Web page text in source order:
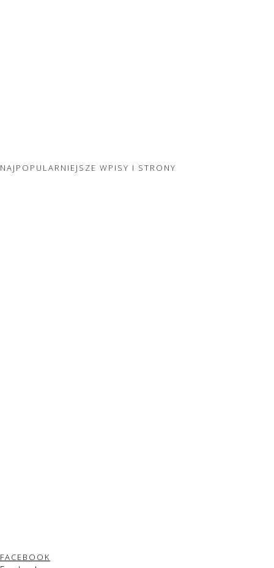
NAJPOPULARNIEJSZE WPISY I STRONY
FACEBOOK